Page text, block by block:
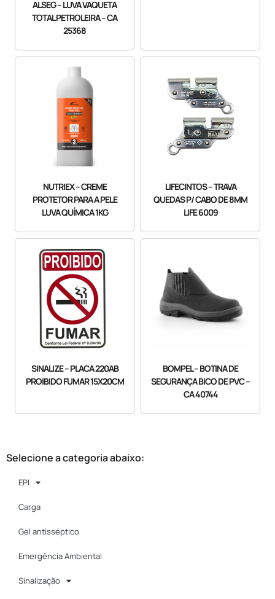
ALSEG – LUVA VAQUETA
TOTAL PETROLEIRA – CA
25368
NUTRIEX – CREME
PROTETOR PARA A PELE
LUVA QUÍMICA 1KG
LIFECINTOS – TRAVA
QUEDAS P/ CABO DE 8MM
LIFE 6009
SINALIZE – PLACA 220AB
PROIBIDO FUMAR 15X20CM
BOMPEL – BOTINA DE
SEGURANÇA BICO DE PVC –
CA 40744
Selecione a categoria abaixo:
EPI
Carga
Gel antisséptico
Emergência Ambiental
Sinalização